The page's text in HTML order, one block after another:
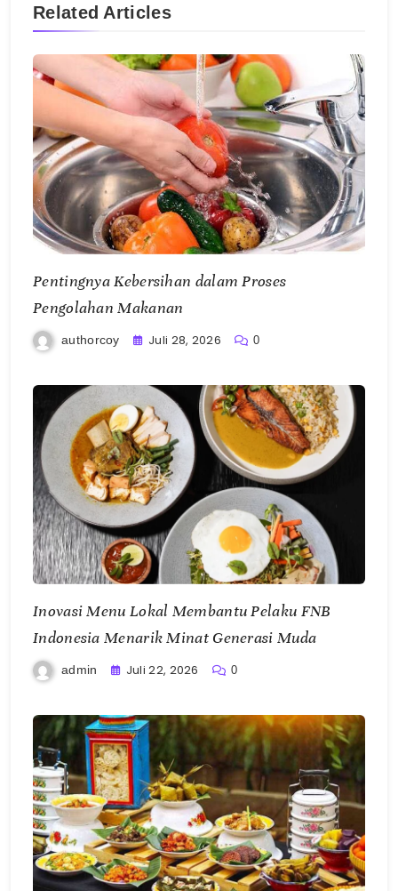
Related Articles
Pentingnya Kebersihan dalam Proses
Pengolahan Makanan
authorcoy Juli 28, 2026 0
Inovasi Menu Lokal Membantu Pelaku FNB
Indonesia Menarik Minat Generasi Muda
admin Juli 22, 2026 0